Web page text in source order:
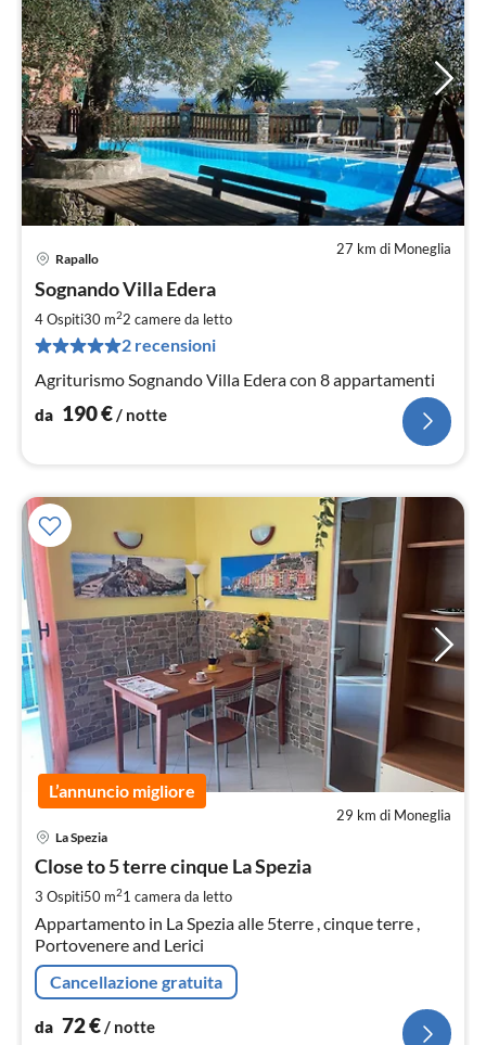
27 km di Moneglia
Rapallo
Sognando Villa Edera
4 Ospiti30 m22 camere da letto
2 recensioni
Agriturismo Sognando Villa Edera con 8 appartamenti
da 190€/ notte
L’annuncio migliore
29 km di Moneglia
La Spezia
Close to 5 terre cinque La Spezia
3 Ospiti50 m21 camera da letto
Appartamento in La Spezia alle 5terre , cinque terre ,
Portovenere and Lerici
Cancellazione gratuita
da 72€/ notte